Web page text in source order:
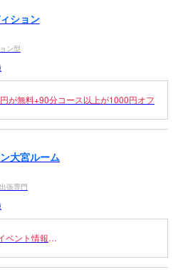
ション
ン型
が無料+90分コース以上が1000円オフ
大宮ルーム
張専門
ベント情報